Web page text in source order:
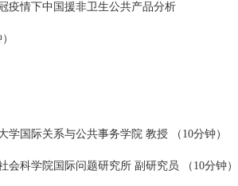
疫情下中国援非卫生公共产品分析
学国际关系与公共事务学院 教授 （ 10分钟）
会科学院国际问题研究所 副研究员 （ 10分钟）